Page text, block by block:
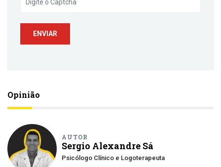
Opinião
AUTOR
Sergio Alexandre Sá
Psicólogo Clínico e Logoterapeuta